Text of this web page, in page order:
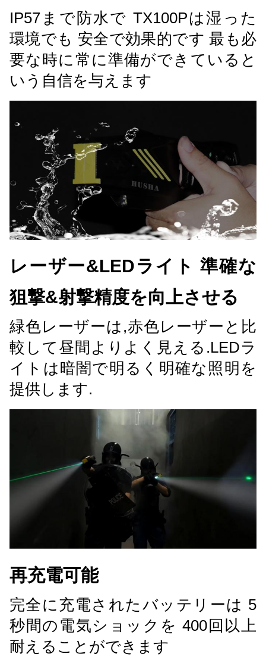
IP57まで防水で TX100Pは湿った
環境でも 安全で効果的です 最も必
要な時に常に準備ができていると
いう自信を与えます
レーザー&LEDライト 準確な
狙撃&射撃精度を向上させる
緑色レーザーは,赤色レーザーと比
較して昼間よりよく見える.LEDラ
イトは暗闇で明るく明確な照明を
提供します.
再充電可能
完全に充電されたバッテリーは 5
秒間の電気ショックを 400回以上
耐えることができます